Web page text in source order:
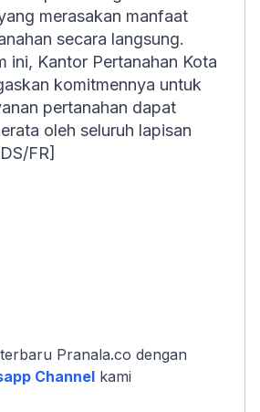
merasakan manfaat
secara langsung.
ini, Kantor Pertanahan Kota
komitmennya untuk
pertanahan dapat
oleh seluruh lapisan
FR]
Pranala.co dengan
Channel kami